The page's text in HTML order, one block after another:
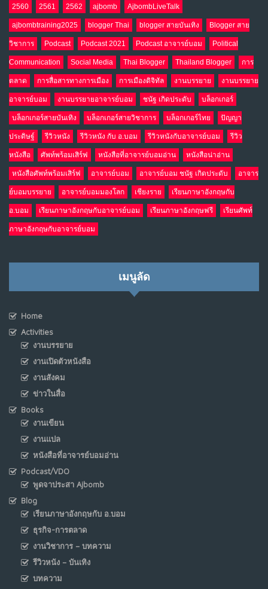
2560 2561 2562 ajbomb AjbombLiveTalk
ajbombtraining2025 blogger Thai blogger สายบันเทิง Blogger สาย
วิชาการ Podcast Podcast 2021 Podcast อาจารย์บอม Political
Communication Social Media Thai Blogger Thailand Blogger การ
ตลาด การสื่อสารทางการเมือง การเมืองดิจิทัล งานบรรยาย งานบรรยาย
อาจารย์บอม งานบรรยายอาจารย์บอม ชนัฐ เกิดประดับ บล็อกเกอร์
บล็อกเกอร์สายบันเทิง บล็อกเกอร์สายวิชาการ บล็อกเกอร์ไทย ปัญญา
ประดิษฐ์ รีวิวหนัง รีวิวหนัง กับ อ.บอม รีวิวหนังกับอาจารย์บอม รีวิว
หนังสือ ศัพท์พร้อมเสิร์ฟ หนังสือที่อาจารย์บอมอ่าน หนังสือน่าอ่าน
หนังสือศัพท์พร้อมเสิร์ฟ อาจารย์บอม อาจารย์บอม ชนัฐ เกิดประดับ อาจาร
ย์บอมบรรยาย อาจารย์บอมมองโลก เชียงราย เรียนภาษาอังกฤษกับ
อ.บอม เรียนภาษาอังกฤษกับอาจารย์บอม เรียนภาษาอังกฤษฟรี เรียนศัพท์
ภาษาอังกฤษกับอาจารย์บอม
เมนูลัด
Home
Activities
งานบรรยาย
งานเปิดตัวหนังสือ
งานสังคม
ข่าวในสื่อ
Books
งานเขียน
งานแปล
หนังสือที่อาจารย์บอมอ่าน
Podcast/VDO
พูดจาประสา Ajbomb
Blog
เรียนภาษาอังกฤษกับ อ.บอม
ธุรกิจ-การตลาด
งานวิชาการ – บทความ
รีวิวหนัง – บันเทิง
บทความ